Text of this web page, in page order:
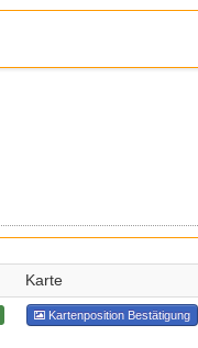
Karte
Kartenposition Bestätigung